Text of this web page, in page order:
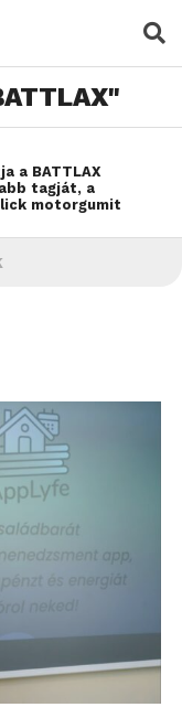
a BATTLAX
tagját, a
motorgumit